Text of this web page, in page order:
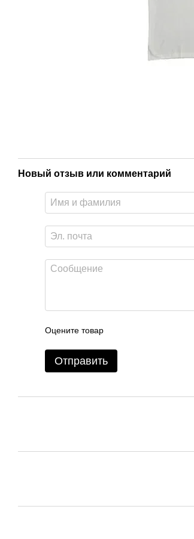
Новый отзыв или комментарий
Оцените товар
Отправить